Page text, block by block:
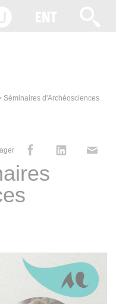
Séminaires d'Archéosciences